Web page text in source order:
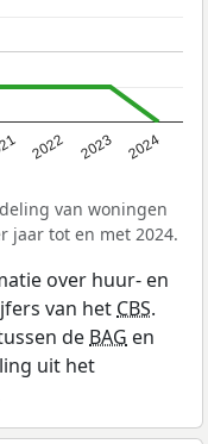
2022 2023 2024
van woningen
jaar tot en met 2024.
over huur- en
van hetCBS.
deBAG en
uit het